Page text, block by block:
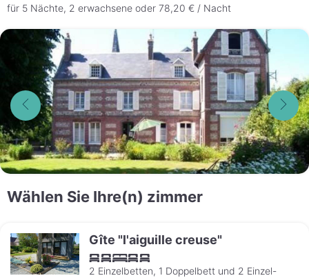
für 5 Nächte, 2 erwachsene oder 78,20 € / Nacht
Wählen Sie Ihre(n) zimmer
Gîte "l'aiguille creuse"
2 Einzelbetten, 1 Doppelbett und 2 Einzel-